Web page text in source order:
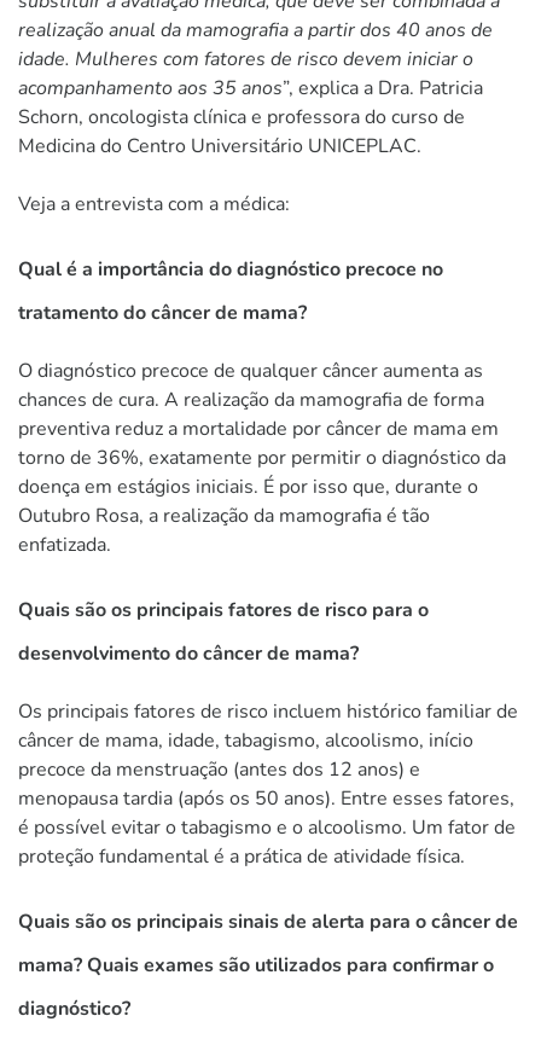
realização anual da mamografia a partir dos 40 anos de
idade. Mulheres com fatores de risco devem iniciar o
acompanhamento aos 35 anos”, explica a Dra. Patricia
Schorn, oncologista clínica e professora do curso de
Medicina do Centro Universitário UNICEPLAC.
Veja a entrevista com a médica:
Qual é a importância do diagnóstico precoce no
tratamento do câncer de mama?
O diagnóstico precoce de qualquer câncer aumenta as
chances de cura. A realização da mamografia de forma
preventiva reduz a mortalidade por câncer de mama em
torno de 36%, exatamente por permitir o diagnóstico da
doença em estágios iniciais. É por isso que, durante o
Outubro Rosa, a realização da mamografia é tão
enfatizada.
Quais são os principais fatores de risco para o
desenvolvimento do câncer de mama?
Os principais fatores de risco incluem histórico familiar de
câncer de mama, idade, tabagismo, alcoolismo, início
precoce da menstruação (antes dos 12 anos) e
menopausa tardia (após os 50 anos). Entre esses fatores,
é possível evitar o tabagismo e o alcoolismo. Um fator de
proteção fundamental é a prática de atividade física.
Quais são os principais sinais de alerta para o câncer de
mama? Quais exames são utilizados para confirmar o
diagnóstico?